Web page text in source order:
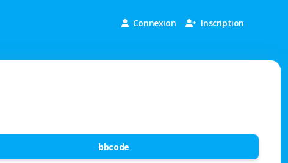
Connexion Inscription
bbcode